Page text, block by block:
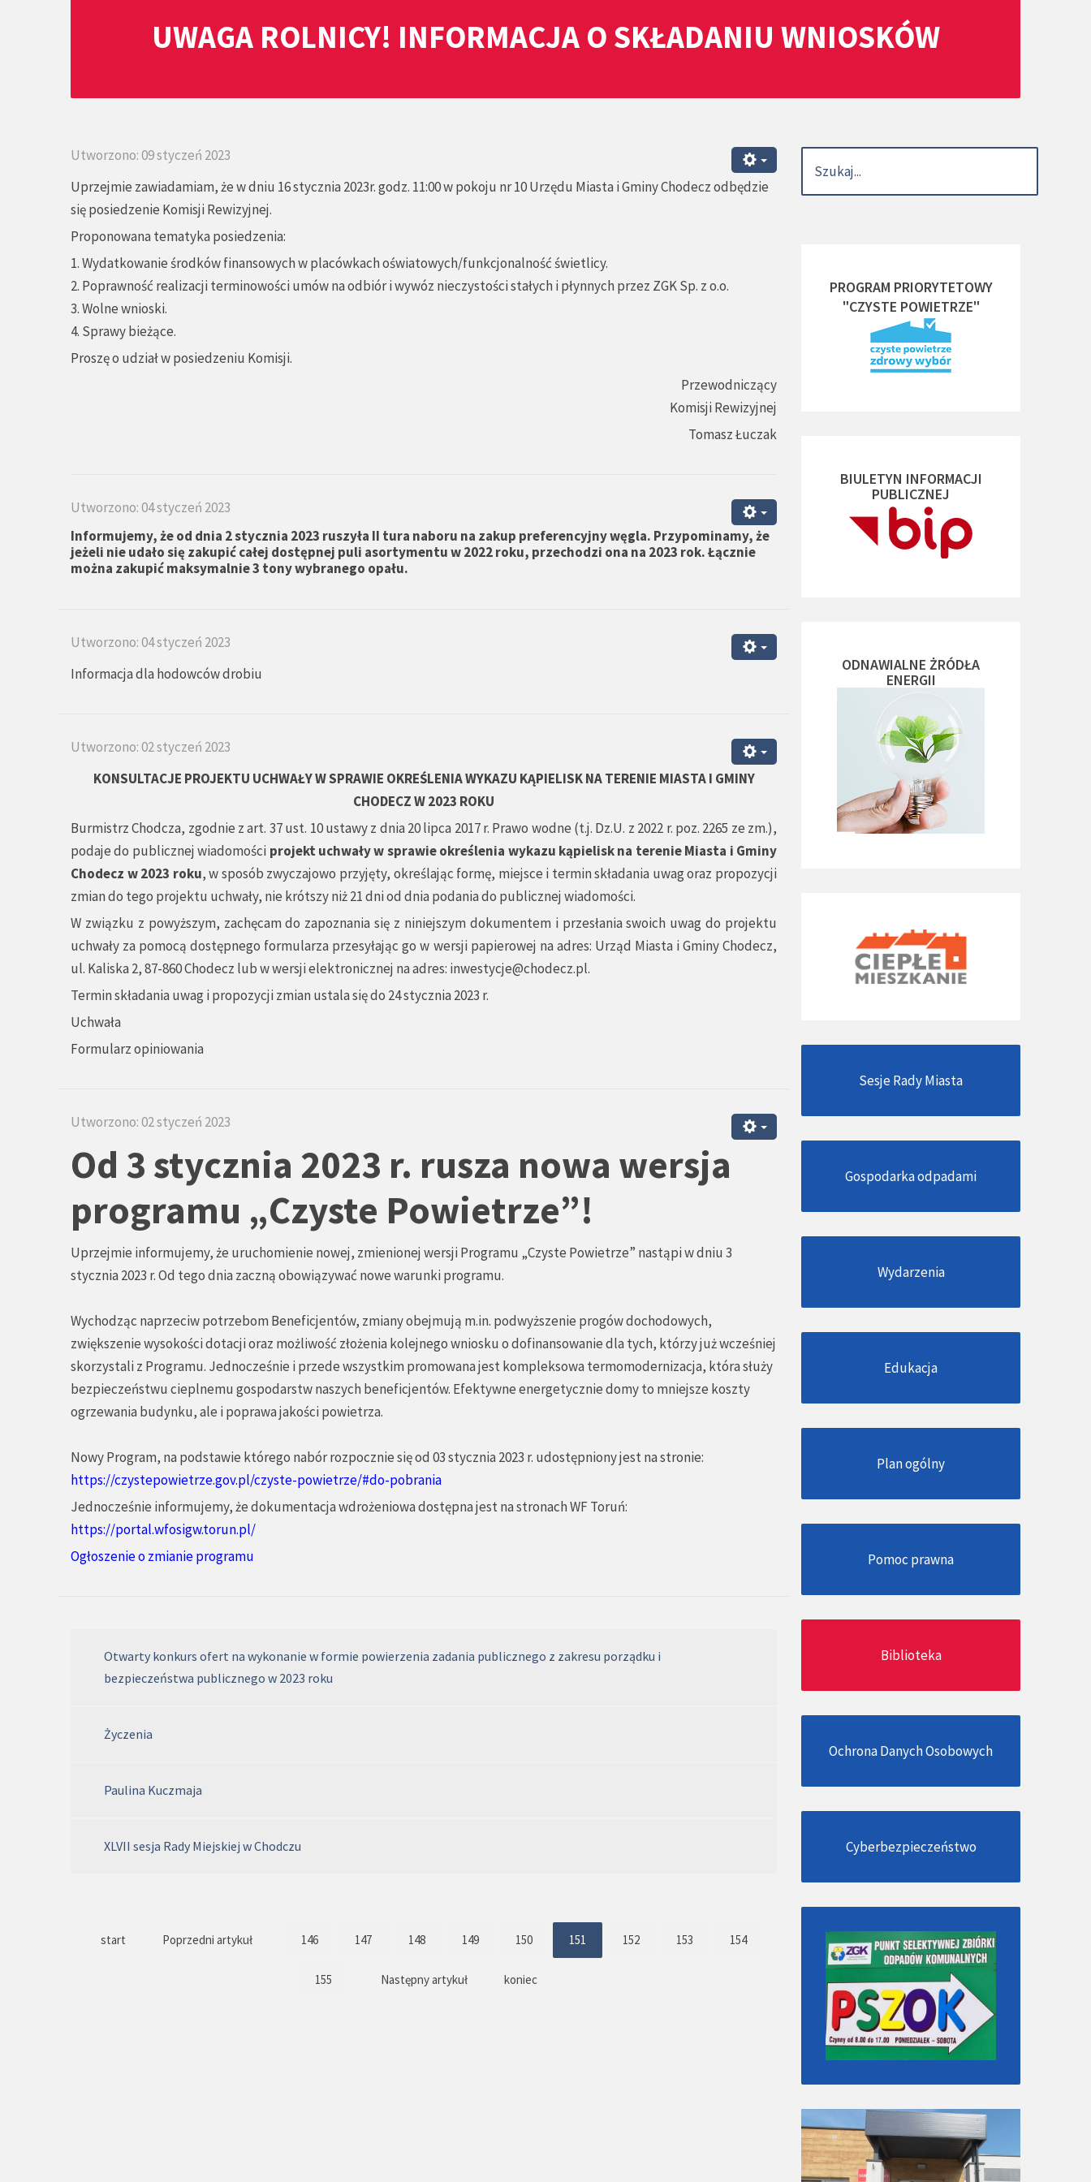
UWAGA ROLNICY! INFORMACJA O SKŁADANIU WNIOSKÓW
Utworzono: 09 styczeń 2023
Uprzejmie zawiadamiam, że w dniu 16 stycznia 2023r. godz. 11:00 w pokoju nr 10 Urzędu Miasta i Gminy Chodecz odbędzie
się posiedzenie Komisji Rewizyjnej.
Proponowana tematyka posiedzenia:
1. Wydatkowanie środków finansowych w placówkach oświatowych/funkcjonalność świetlicy.
2. Poprawność realizacji terminowości umów na odbiór i wywóz nieczystości stałych i płynnych przez ZGK Sp. z o.o.
3. Wolne wnioski.
4. Sprawy bieżące.
Proszę o udział w posiedzeniu Komisji.
Przewodniczący
Komisji Rewizyjnej
Tomasz Łuczak
Utworzono: 04 styczeń 2023
Informujemy, że od dnia 2 stycznia 2023 ruszyła II tura naboru na zakup preferencyjny węgla. Przypominamy, że
jeżeli nie udało się zakupić całej dostępnej puli asortymentu w 2022 roku, przechodzi ona na 2023 rok. Łącznie
można zakupić maksymalnie 3 tony wybranego opału.
Utworzono: 04 styczeń 2023
Informacja dla hodowców drobiu
Utworzono: 02 styczeń 2023
KONSULTACJE PROJEKTU UCHWAŁYW SPRAWIE OKREŚLENIA WYKAZU KĄPIELISK NA TERENIE MIASTA I GMINY
CHODECZ W 2023 ROKU
Burmistrz Chodcza, zgodnie z art. 37 ust. 10 ustawy z dnia 20 lipca 2017 r. Prawo wodne (t.j. Dz.U. z 2022 r. poz. 2265 ze zm.),
podaje do publicznej wiadomości projekt uchwały w sprawie określenia wykazu kąpielisk na terenie Miasta i Gminy
Chodecz w 2023 roku, w sposób zwyczajowo przyjęty, określając formę, miejsce i termin składania uwag oraz propozycji
zmian do tego projektu uchwały, nie krótszy niż 21 dni od dnia podania do publicznej wiadomości.
W związku z powyższym, zachęcam do zapoznania się z niniejszym dokumentem i przesłania swoich uwag do projektu
uchwały za pomocą dostępnego formularza przesyłając go w wersji papierowej na adres: Urząd Miasta i Gminy Chodecz,
ul. Kaliska 2, 87-860 Chodecz lub w wersji elektronicznej na adres: inwestycje@chodecz.pl.
Termin składania uwag i propozycji zmian ustala się do 24 stycznia 2023 r.
Uchwała
Formularz opiniowania
Utworzono: 02 styczeń 2023
Od 3 stycznia 2023 r. rusza nowa wersja
programu „Czyste Powietrze”!
Uprzejmie informujemy, że uruchomienie nowej, zmienionej wersji Programu „Czyste Powietrze” nastąpi w dniu 3
stycznia 2023 r. Od tego dnia zaczną obowiązywać nowe warunki programu.
Wychodząc naprzeciw potrzebom Beneficjentów, zmiany obejmują m.in. podwyższenie progów dochodowych,
zwiększenie wysokości dotacji oraz możliwość złożenia kolejnego wniosku o dofinansowanie dla tych, którzy już wcześniej
skorzystali z Programu. Jednocześnie i przede wszystkim promowana jest kompleksowa termomodernizacja, która służy
bezpieczeństwu cieplnemu gospodarstw naszych beneficjentów. Efektywne energetycznie domy to mniejsze koszty
ogrzewania budynku, ale i poprawa jakości powietrza.
Nowy Program, na podstawie którego nabór rozpocznie się od 03 stycznia 2023 r. udostępniony jest na stronie:
https://czystepowietrze.gov.pl/czyste-powietrze/#do-pobrania
Jednocześnie informujemy, że dokumentacja wdrożeniowa dostępna jest na stronach WF Toruń:
https://portal.wfosigw.torun.pl/
Ogłoszenie o zmianie programu
Otwarty konkurs ofert na wykonanie w formie powierzenia zadania publicznego z zakresu porządku i
bezpieczeństwa publicznego w 2023 roku
Życzenia
Paulina Kuczmaja
XLVII sesja Rady Miejskiej w Chodczu
start Poprzedni artykuł 146 147 148 149 150 151 152 153 154
155 Następny artykuł koniec
PROGRAM PRIORYTETOWY
"CZYSTE POWIETRZE"
BIULETYN INFORMACJI
PUBLICZNEJ
ODNAWIALNE ŻRÓDŁA
ENERGII
Sesje Rady Miasta
Gospodarka odpadami
Wydarzenia
Edukacja
Plan ogólny
Pomoc prawna
Biblioteka
Ochrona Danych Osobowych
Cyberbezpieczeństwo